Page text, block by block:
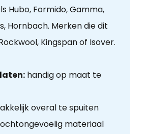
Hubo, Formido, Gamma,
Hornbach. Merken die dit
Kingspan of Isover.
handig op maat te
overal te spuiten
materiaal